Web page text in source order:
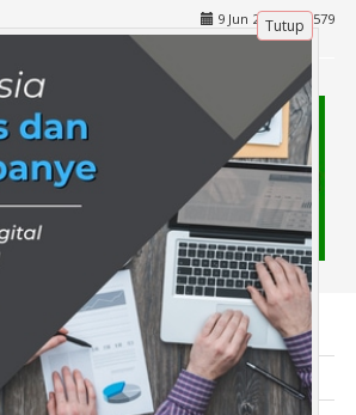
9 Jun 2025 | 579
Tentang Kami
Artikel
Tutup